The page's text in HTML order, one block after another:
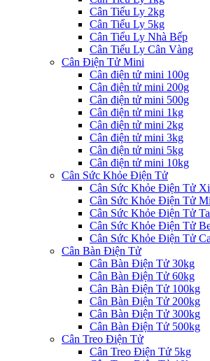
Cân Tiểu Ly 2kg
Cân Tiểu Ly 5kg
Cân Tiểu Ly Nhà Bếp
Cân Tiểu Ly Cân Vàng
Cân Điện Tử Mini
Cân điện tử mini 100g
Cân điện tử mini 200g
Cân điện tử mini 500g
Cân điện tử mini 1kg
Cân điện tử mini 2kg
Cân điện tử mini 3kg
Cân điện tử mini 5kg
Cân điện tử mini 10kg
Cân Sức Khỏe Điện Tử
Cân Sức Khỏe Điện Tử
Cân Sức Khỏe Điện Tử
Cân Sức Khỏe Điện Tử
Cân Sức Khỏe Điện Tử
Cân Sức Khỏe Điện Tử
Cân Bàn Điện Tử
Cân Bàn Điện Tử 30kg
Cân Bàn Điện Tử 60kg
Cân Bàn Điện Tử 100kg
Cân Bàn Điện Tử 200kg
Cân Bàn Điện Tử 300kg
Cân Bàn Điện Tử 500kg
Cân Treo Điện Tử
Cân Treo Điện Tử 5kg